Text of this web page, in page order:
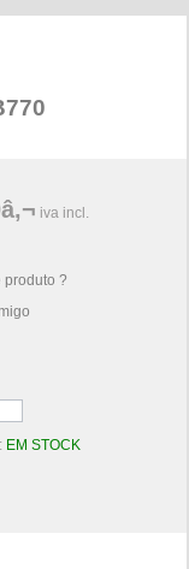
iva incl.
produto ?
EM STOCK